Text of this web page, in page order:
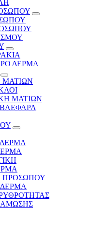
ΔΕΡΜΑ
ΜΑΤΙΩΝ
ΜΑΤΙΩΝ
ΠΡΟΣΩΠΟΥ